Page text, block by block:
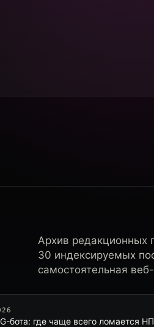
Архив редакционных
30 индексируемых
самостоятельная
бота: где чаще всего ломается